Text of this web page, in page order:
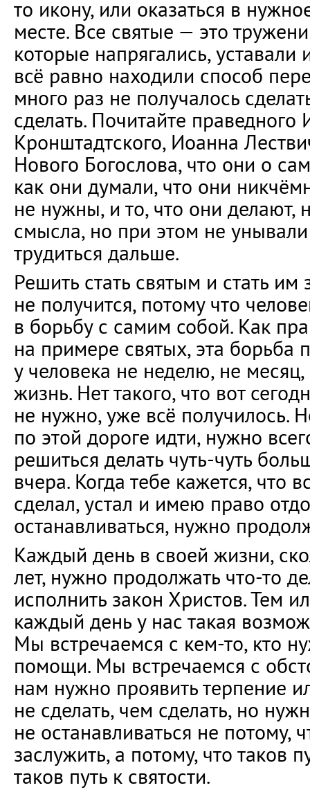
то икону, или оказаться в
месте. Все святые — это
которые напрягались, уставали
всё равно находили способ
много раз не получалось
сделать. Почитайте праведного
Кронштадтского, Иоанна
Нового Богослова, что они о
как они думали, что они
не нужны, и то, что они делают,
смысла, но при этом не
трудиться дальше.
Решить стать святым и стать им
не получится, потому что
в борьбу с самим собой. Как
на примере святых, эта борьба
у человека не неделю, не
жизнь. Нет такого, что вот
не нужно, уже всё получилось.
по этой дороге идти, нужно
решиться делать чуть-чуть
вчера. Когда тебе кажется, что
сделал, устал и имею право
останавливаться, нужно
Каждый день в своей жизни,
лет, нужно продолжать что-то
исполнить закон Христов. Тем
каждый день у нас такая
Мы встречаемся с кем-то, кто
помощи. Мы встречаемся с
нам нужно проявить терпение
не сделать, чем сделать, но
не останавливаться не потому,
заслужить, а потому, что таков
таков путь к святости.